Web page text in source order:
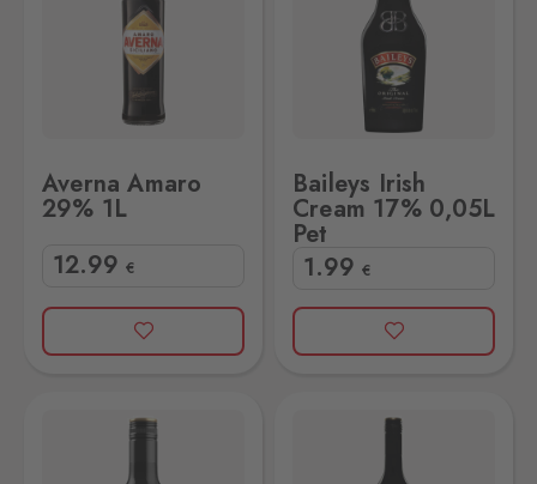
Averna Amaro
29% 1L
12.99 €
Baileys Irish
Cream 17% 0,05L
Pet
1.99 €